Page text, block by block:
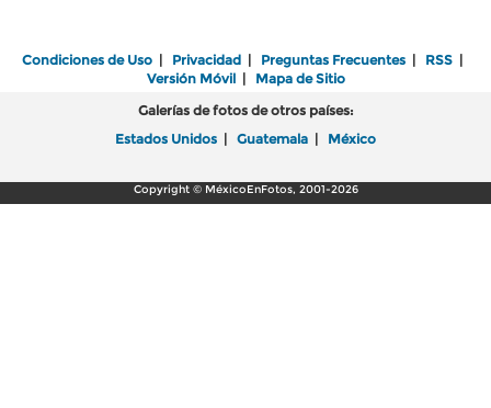
Condiciones de Uso | Privacidad | Preguntas Frecuentes | RSS |
Versión Móvil| Mapa de Sitio
Galerías de fotos de otros países:
Estados Unidos | Guatemala | México
Copyright © MéxicoEnFotos, 2001-2026